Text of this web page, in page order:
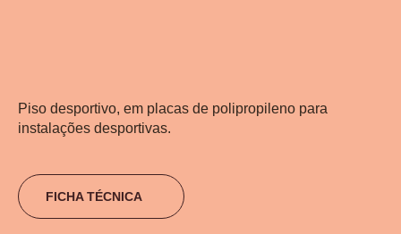
Piso desportivo, em placas de polipropileno para
instalações desportivas.
FICHA TÉCNICA